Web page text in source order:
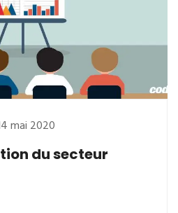
mai 2020
du secteur